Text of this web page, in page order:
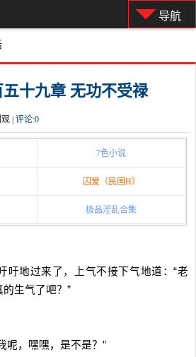
导航
十九章 无功不受禄
| 评论:0
7色小说
囚爱（民国H）
极品淫乱合集
吁地过来了，上气不接下气地道：“老
生气了吧？”
呢，嘿嘿，是不是？”